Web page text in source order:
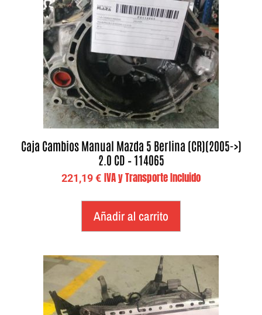
Caja Cambios Manual Mazda 5 Berlina (CR)(2005->)
2.0 CD – 114065
221,19€ IVA y Transporte Incluido
Añadir al carrito